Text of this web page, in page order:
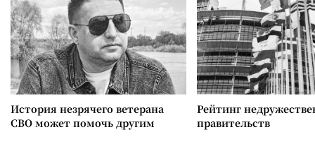
История незрячего ветерана
СВО может помочь другим
Рейтинг
правительств